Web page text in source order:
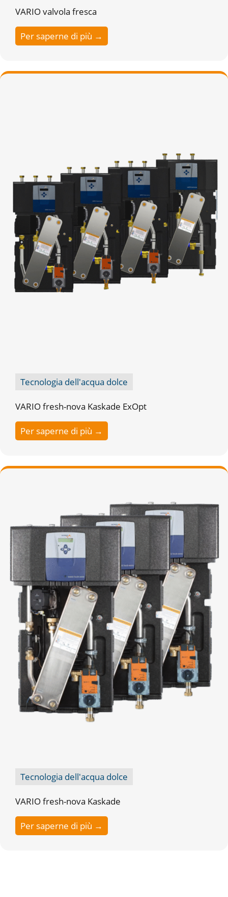
VARIO valvola fresca
Per saperne di più →
Tecnologia dell'acqua dolce
VARIO fresh-nova Kaskade ExOpt
Per saperne di più →
Tecnologia dell'acqua dolce
VARIO fresh-nova Kaskade
Per saperne di più →